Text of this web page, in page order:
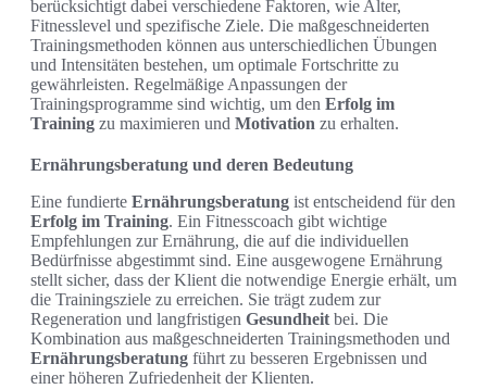
berücksichtigt dabei verschiedene Faktoren, wie Alter,
Fitnesslevel und spezifische Ziele. Die maßgeschneiderten
Trainingsmethoden können aus unterschiedlichen Übungen
und Intensitäten bestehen, um optimale Fortschritte zu
gewährleisten. Regelmäßige Anpassungen der
Trainingsprogramme sind wichtig, um den Erfolg im
Training zu maximieren und Motivation zu erhalten.
Ernährungsberatung und deren Bedeutung
Eine fundierte Ernährungsberatung ist entscheidend für den
Erfolg im Training. Ein Fitnesscoach gibt wichtige
Empfehlungen zur Ernährung, die auf die individuellen
Bedürfnisse abgestimmt sind. Eine ausgewogene Ernährung
stellt sicher, dass der Klient die notwendige Energie erhält, um
die Trainingsziele zu erreichen. Sie trägt zudem zur
Regeneration und langfristigen Gesundheit bei. Die
Kombination aus maßgeschneiderten Trainingsmethoden und
Ernährungsberatung führt zu besseren Ergebnissen und
einer höheren Zufriedenheit der Klienten.